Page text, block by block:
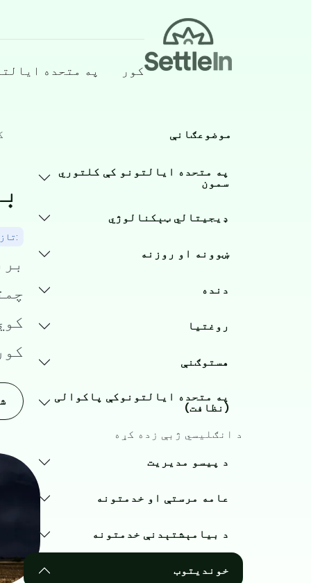
Skip to main content
کور په متحده
navigation
موضوعګانې
په متحده ایالتونو کې کلتوري
سمون
ډیجيتالي ټېکنالوژي
ښوونه او روزنه
دنده
روغتیا
هستوګنې
په متحده ایالتونوکې پاکوالی
(نظافت)
د انګلیسي ژبې زده کړه
د پیسو مدیریت
عامه مرستې او خدمتونه
د بیامېشتېدنې خدمتونه
خوندیتوب
Image